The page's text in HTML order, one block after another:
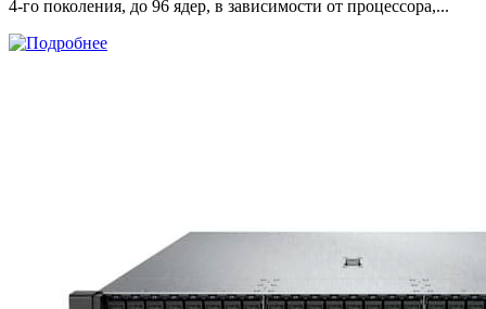
4-го поколения, до 96 ядер, в зависимости от процессора,...